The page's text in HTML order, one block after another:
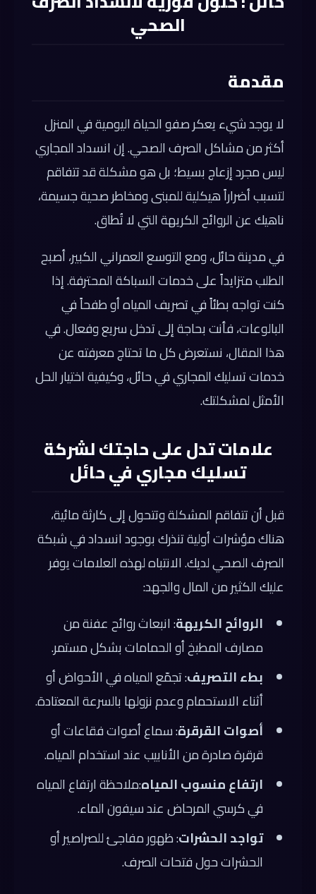
الصحي
مقدمة
لا يوجد شيء يعكر صفو الحياة اليومية في المنزل
أكثر من مشاكل الصرف الصحي. إن انسداد المجاري
ليس مجرد إزعاج بسيط؛ بل هو مشكلة قد تتفاقم
لتسبب أضراراً هيكلية للمبنى ومخاطر صحية جسيمة،
ناهيك عن الروائح الكريهة التي لا تُطاق.
في مدينة حائل، ومع التوسع العمراني الكبير، أصبح
الطلب متزايداً على خدمات السباكة المحترفة. إذا
كنت تواجه بطئاً في تصريف المياه أو طفحاً في
البالوعات، فأنت بحاجة إلى تدخل سريع وفعال. في
هذا المقال، نستعرض كل ما تحتاج معرفته عن
خدمات تسليك المجاري في حائل، وكيفية اختيار الحل
الأمثل لمشكلتك.
علامات تدل على حاجتك لشركة
تسليك مجاري في حائل
قبل أن تتفاقم المشكلة وتتحول إلى كارثة مائية،
هناك مؤشرات أولية تنذرك بوجود انسداد في شبكة
الصرف الصحي لديك. الانتباه لهذه العلامات يوفر
عليك الكثير من المال والجهد:
الروائح الكريهة: انبعاث روائح عفنة من
مصارف المطبخ أو الحمامات بشكل مستمر.
بطء التصريف: تجمّع المياه في الأحواض أو
أثناء الاستحمام وعدم نزولها بالسرعة المعتادة.
أصوات القرقرة: سماع أصوات فقاعات أو
قرقرة صادرة من الأنابيب عند استخدام المياه.
ارتفاع منسوب المياه:ملاحظة ارتفاع المياه
في كرسي المرحاض عند سيفون الماء.
تواجد الحشرات: ظهور مفاجئ للصراصير أو
الحشرات حول فتحات الصرف.